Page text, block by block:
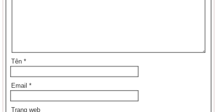
Tên *
Email *
Trang web